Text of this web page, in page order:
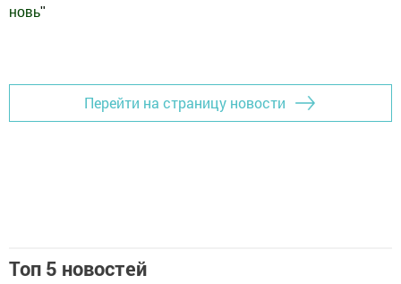
новь"
Перейти на страницу новости
Топ 5 новостей